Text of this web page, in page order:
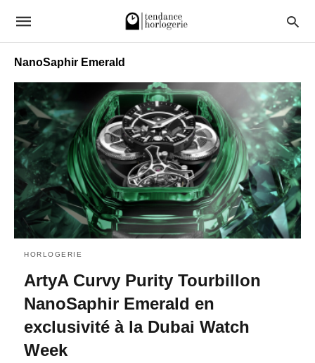
NanoSaphir Emerald
HORLOGERIE
ArtyA Curvy Purity Tourbillon
NanoSaphir Emerald en
exclusivité à la Dubai Watch
Week